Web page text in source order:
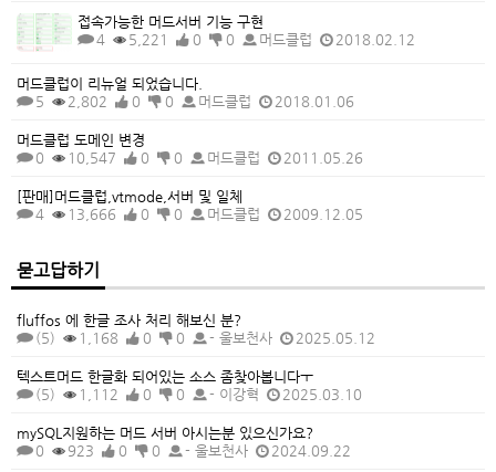
접속가능한 머드서버 기능 구현
4
5,221 0 0 머드클럽 2018.02.12
머드클럽이 리뉴얼 되었습니다.
5
2,802 0 0 머드클럽 2018.01.06
머드클럽 도메인 변경
0
10,547 0 0 머드클럽 2011.05.26
[판매]머드클럽,vtmode,서버 및 일체
4
13,666 0 0 머드클럽 2009.12.05
묻고답하기
fluffos 에 한글 조사 처리 해보신 분?
(5)
1,168 0 0 - 울보천사 2025.05.12
텍스트머드 한글화 되어있는 소스 좀찾아봅니다ㅜ
(5)
1,112 0 0 - 이강혁 2025.03.10
mySQL지원하는 머드 서버 아시는분 있으신가요?
0
923 0 0 - 울보천사 2024.09.22